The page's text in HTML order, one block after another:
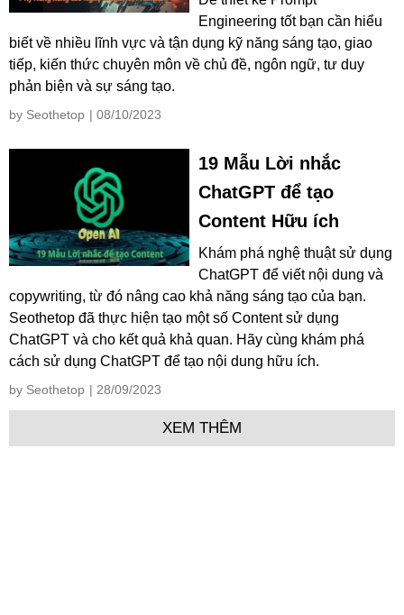
Engineering tốt bạn cần hiểu
biết về nhiều lĩnh vực và tận dụng kỹ năng sáng tạo, giao
tiếp, kiến thức chuyên môn về chủ đề, ngôn ngữ, tư duy
phản biện và sự sáng tạo.
by Seothetop | 08/10/2023
19 Mẫu Lời nhắc
ChatGPT để tạo
Content Hữu ích
Khám phá nghệ thuật sử dụng
ChatGPT để viết nội dung và
copywriting, từ đó nâng cao khả năng sáng tạo của bạn.
Seothetop đã thực hiện tạo một số Content sử dụng
ChatGPT và cho kết quả khả quan. Hãy cùng khám phá
cách sử dụng ChatGPT để tạo nội dung hữu ích.
by Seothetop | 28/09/2023
XEM THÊM